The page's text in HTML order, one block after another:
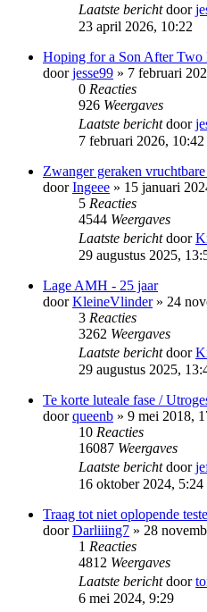
Laatste berichtdoor
23 april 2026, 10:22
Hoping for a Son After Two
doorjesse99 » 7 februari
0 Reacties
926 Weergaves
Laatste berichtdoor
7 februari 2026, 10:42
Zwanger geraken
doorIngeee » 15 januari
5 Reacties
4544 Weergaves
Laatste berichtdoor
29 augustus 2025,
Lage AMH - 25 jaar
doorKleineVlinder» 24
3 Reacties
3262 Weergaves
Laatste berichtdoor
29 augustus 2025,
Te korte luteale fase /
doorqueenb » 9 mei 2018,
10 Reacties
16087 Weergaves
Laatste berichtdoor
16 oktober 2024, 5:24
Traag tot niet oplopende
doorDarliiing7 » 28
1 Reacties
4812 Weergaves
Laatste berichtdoor
6 mei 2024, 9:29